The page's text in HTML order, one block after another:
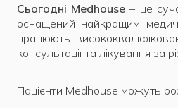
Сьогодні Medhouse – це
оснащений найкращим
працюють
консультації та лікування за
Пацієнти Medhouse можуть